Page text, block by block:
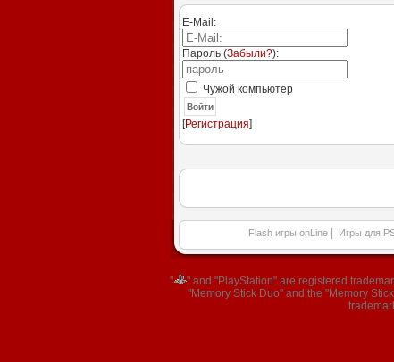
E-Mail:
Пароль (Забыли?):
Чужой компьютер
Войти
[Регистрация]
Flash игры onLine Игры для
" " and "PlayStation" are registered
"Memory Stick Duo" and the "Memory